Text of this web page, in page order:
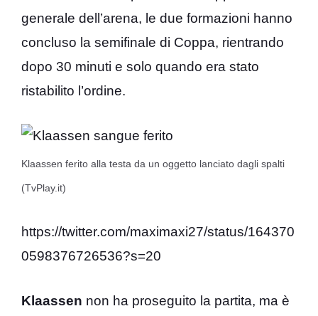
generale dell’arena, le due formazioni hanno
concluso la semifinale di Coppa, rientrando
dopo 30 minuti e solo quando era stato
ristabilito l’ordine.
Klaassen ferito alla testa da un oggetto lanciato dagli spalti
(TvPlay.it)
https://twitter.com/maximaxi27/status/164370
0598376726536?s=20
Klaassen non ha proseguito la partita, ma è